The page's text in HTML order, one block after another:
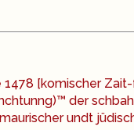
1478 [komischer
der
undt